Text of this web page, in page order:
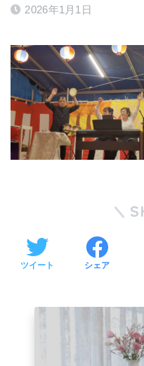
2026年1月1日
ツイート シェア